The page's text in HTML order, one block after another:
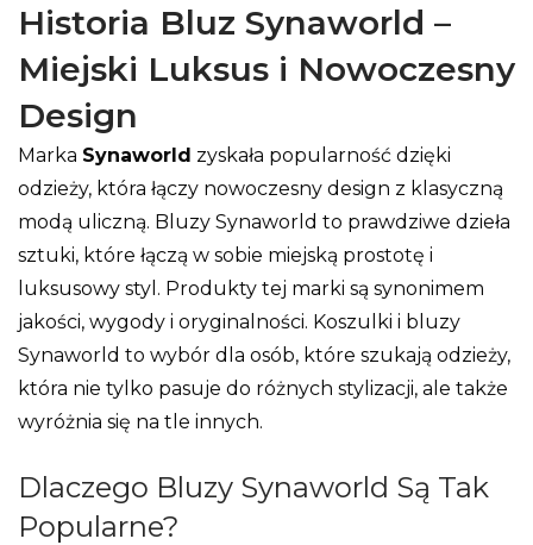
Historia Bluz Synaworld –
Miejski Luksus i Nowoczesny
Design
Marka Synaworld zyskała popularność dzięki
odzieży, która łączy nowoczesny design z klasyczną
modą uliczną. Bluzy Synaworld to prawdziwe dzieła
sztuki, które łączą w sobie miejską prostotę i
luksusowy styl. Produkty tej marki są synonimem
jakości, wygody i oryginalności. Koszulki i bluzy
Synaworld to wybór dla osób, które szukają odzieży,
która nie tylko pasuje do różnych stylizacji, ale także
wyróżnia się na tle innych.
Dlaczego Bluzy Synaworld Są Tak
Popularne?